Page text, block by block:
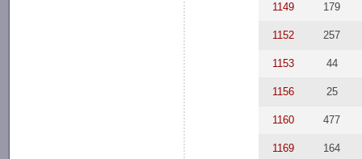
1149 179
1152 257
1153 44
1156 25
1160 477
1169 164